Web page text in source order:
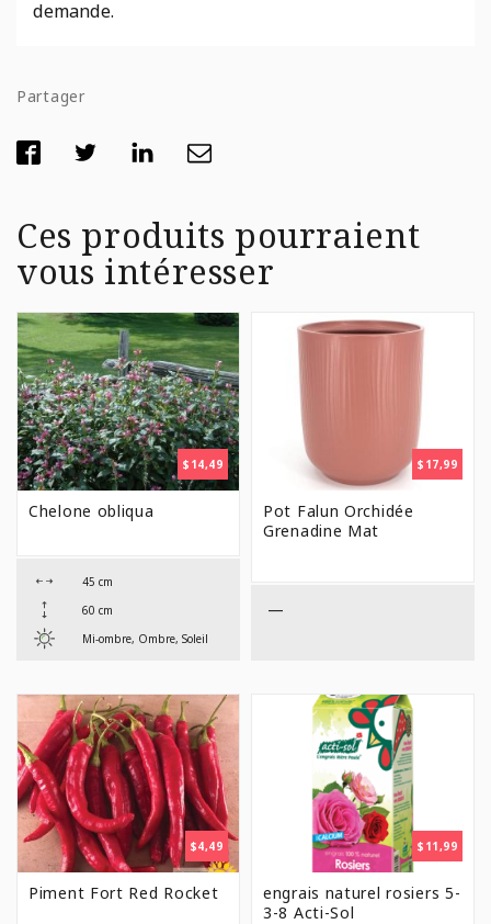
demande.
Partager
Ces produits pourraient
vous intéresser
$ 14,49
Chelone obliqua
45 cm
60 cm
Mi-ombre, Ombre, Soleil
$ 17,99
Pot Falun Orchidée
Grenadine Mat
—
$4,49
Piment Fort Red Rocket
$ 11,99
engrais naturel rosiers 5-
3-8 Acti-Sol